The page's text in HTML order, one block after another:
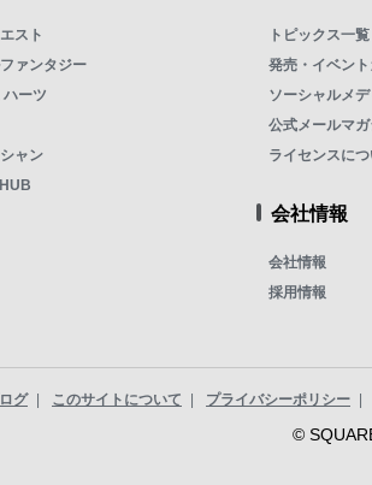
スト
ァンタジー
ハーツ
ャン
トピックス一覧
発売・イベン
ソーシャルメ
公式メールマ
ライセンスに
会社情報
会社情報
採用情報
グ このサイトについて プライバシーポリシー
©